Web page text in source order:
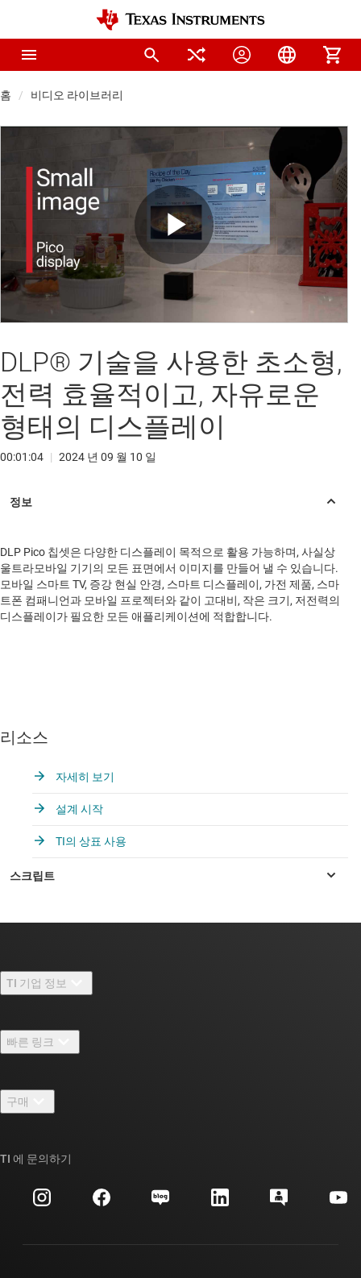
홈 비디오 라이브러리
Play
Video
DLP® 기술을 사용한 초소형,
전력 효율적이고, 자유로운
형태의 디스플레이
00:01:04 | 2024 년 09 월 10 일
DLP Pico 칩셋은 다양한 디스플레이 목적으로 활용 가능하며, 사실상
울트라모바일 기기의 모든 표면에서 이미지를 만들어 낼 수 있습니다.
모바일 스마트 TV, 증강 현실 안경, 스마트 디스플레이, 가전 제품, 스마
트폰 컴패니언과 모바일 프로젝터와 같이 고대비, 작은 크기, 저전력의
디스플레이가 필요한 모든 애플리케이션에 적합합니다.
리소스
자세히 보기
설계 시작
TI의 상표 사용
TI 기업 정보
채용
뉴스룸
이벤트
투자 관계
빠른 링크
TI E2E™ 설계 지원 포럼
대체품 검색
고객 지원 센터
구매
주문 FAQ
TI 에 문의하기